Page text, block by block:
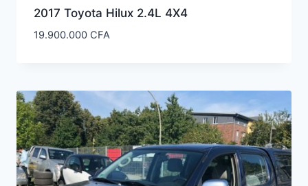
2017 Toyota Hilux 2.4L 4X4
19.900.000 CFA